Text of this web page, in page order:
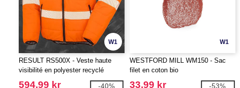
W1
RESULT RS500X - Veste haute
visibilité en polyester recyclé
594,99 kr -40%
W1
WESTFORD MILL WM150 - Sac
filet en coton bio
33,99 kr -53%